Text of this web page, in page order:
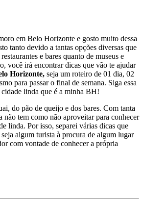
linda que é a minha BH!
não tem como não aproveitar para conhecer
linda. Por isso, separei várias dicas que
algum turista à procura de algum lugar
com vontade de conhecer a própria